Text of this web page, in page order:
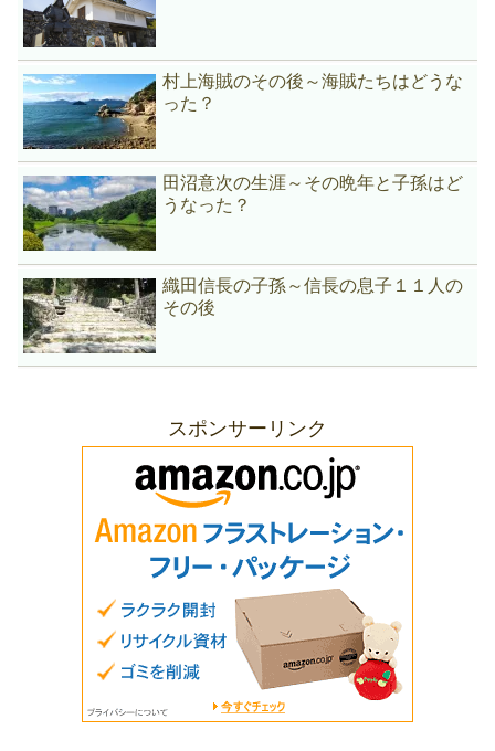
村上海賊のその後～海賊たちはどうな
った？
田沼意次の生涯～その晩年と子孫はど
うなった？
織田信長の子孫～信長の息子１１人の
その後
スポンサーリンク